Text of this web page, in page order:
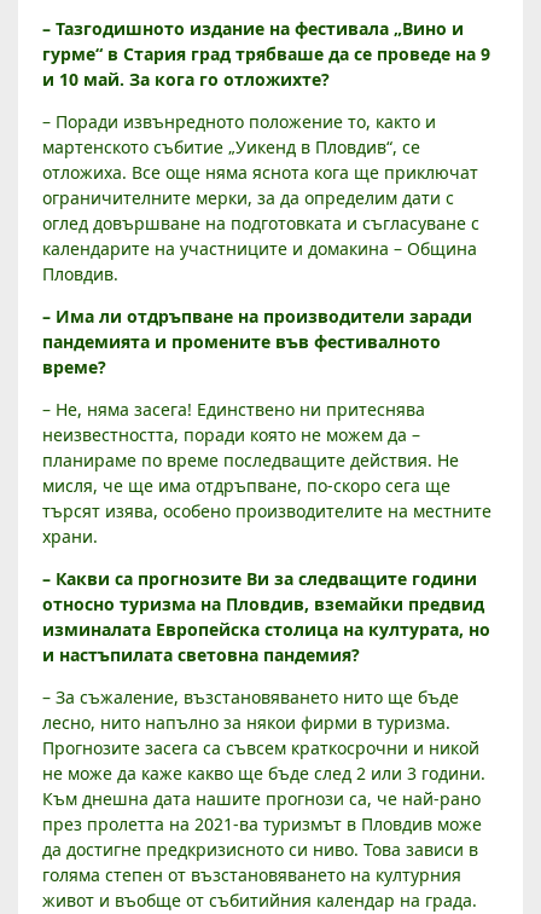
– Тазгодишното издание на фестивала „Вино и
гурме“ в Стария град трябваше да се проведе на 9
и 10 май. За кога го отложихте?
– Поради извънредното положение то, както и
мартенското събитие „Уикенд в Пловдив“, се
отложиха. Все още няма яснота кога ще приключат
ограничителните мерки, за да определим дати с
оглед довършване на подготовката и съгласуване с
календарите на участниците и домакина – Община
Пловдив.
– Има ли отдръпване на производители заради
пандемията и промените във фестивалното
време?
– Не, няма засега! Единствено ни притеснява
неизвестността, поради която не можем да –
планираме по време последващите действия. Не
мисля, че ще има отдръпване, по-скоро сега ще
търсят изява, особено производителите на местните
храни.
– Какви са прогнозите Ви за следващите години
относно туризма на Пловдив, вземайки предвид
изминалата Европейска столица на културата, но
и настъпилата световна пандемия?
– За съжаление, възстановяването нито ще бъде
лесно, нито напълно за някои фирми в туризма.
Прогнозите засега са съвсем краткосрочни и никой
не може да каже какво ще бъде след 2 или 3 години.
Към днешна дата нашите прогнози са, че най-рано
през пролетта на 2021-ва туризмът в Пловдив може
да достигне предкризисното си ниво. Това зависи в
голяма степен от възстановяването на културния
живот и въобще от събитийния календар на града.